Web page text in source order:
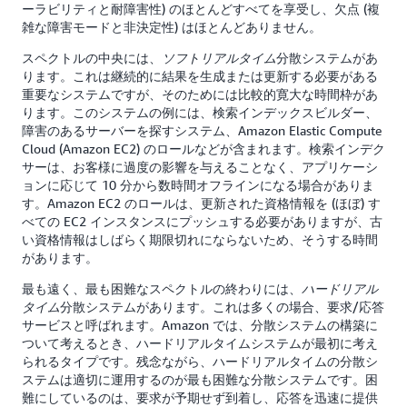
ーラビリティと耐障害性) のほとんどすべてを享受し、欠点 (複
雑な障害モードと非決定性) はほとんどありません。
スペクトルの中央には、
ソフトリアルタイム分散システムがあ
ります。これは継続的に結果を生成または更新する必要がある
重要なシステムですが、そのためには比較的寛大な時間枠があ
ります。このシステムの例には、検索インデックスビルダー、
障害のあるサーバーを探すシステム、Amazon Elastic Compute
Cloud (Amazon EC2) のロールなどが含まれます。検索インデク
サーは、お客様に過度の影響を与えることなく、アプリケーシ
ョンに応じて 10 分から数時間オフラインになる場合がありま
す。Amazon EC2 のロールは、更新された資格情報を (ほぼ) す
べての EC2 インスタンスにプッシュする必要がありますが、古
い資格情報はしばらく期限切れにならないため、そうする時間
があります。
最も遠く、最も困難なスペクトルの終わりには、 ハードリアル
タイム分散システムがあります。これは多くの場合、要求/応答
サービスと呼ばれます。Amazon では、分散システムの構築に
ついて考えるとき、ハードリアルタイムシステムが最初に考え
られるタイプです。残念ながら、ハードリアルタイムの分散シ
ステムは適切に運用するのが最も困難な分散システムです。困
難にしているのは、要求が予期せず到着し、応答を迅速に提供